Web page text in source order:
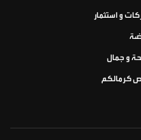
و استثمار
و جمال
كرمالكم